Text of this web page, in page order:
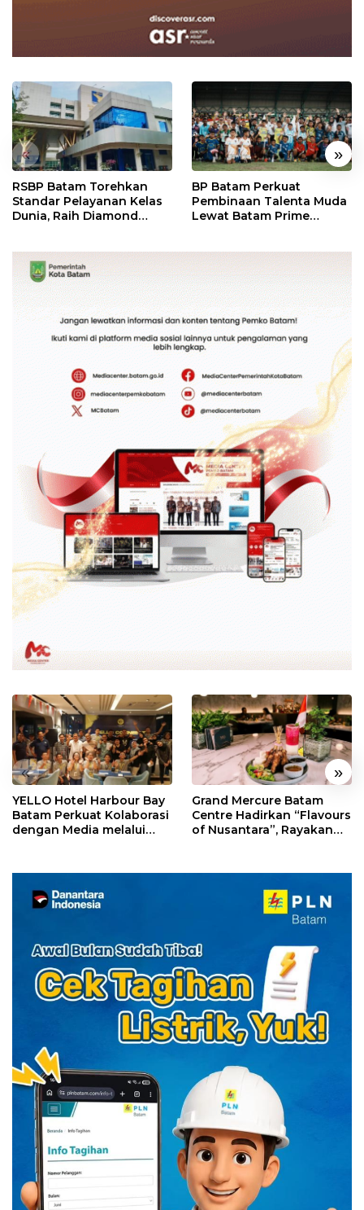
« »
RSBP Batam Torehkan
Standar Pelayanan Kelas
Dunia, Raih Diamond
BP Batam Perkuat
Pembinaan Talenta Muda
Lewat Batam Prime
« »
YELLO Hotel Harbour Bay
Batam Perkuat Kolaborasi
dengan Media melalui
Grand Mercure Batam
Centre Hadirkan “Flavours
of Nusantara”, Rayakan